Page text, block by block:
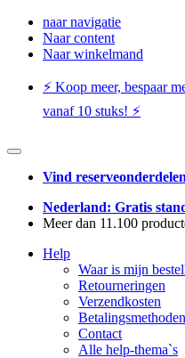
naar navigatie
Naar content
Naar winkelmand
⚡️ Koop meer, bespaar
vanaf 10 stuks! ⚡️
Vind reserveonderdelen
Nederland: Gratis
Meer dan 11.100
Help
Waar is mijn
Retourneringen
Verzendkosten
Betalingsmethoden
Contact
Alle help-thema`s